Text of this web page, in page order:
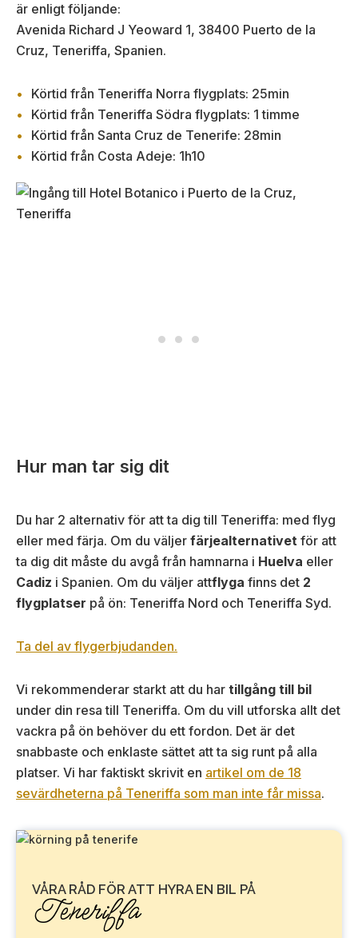
är enligt följande:
Avenida Richard J Yeoward 1, 38400 Puerto de la
Cruz, Teneriffa, Spanien.
Körtid från Teneriffa Norra flygplats: 25min
Körtid från Teneriffa Södra flygplats: 1 timme
Körtid från Santa Cruz de Tenerife: 28min
Körtid från Costa Adeje: 1h10
Hur man tar sig dit
Du har 2 alternativ för att ta dig till Teneriffa: med flyg
eller med färja. Om du väljer färjealternativet för att
ta dig dit måste du avgå från hamnarna i Huelva eller
Cadiz i Spanien. Om du väljer attflyga finns det 2
flygplatser på ön: Teneriffa Nord och Teneriffa Syd.
Ta del av flygerbjudanden.
Vi rekommenderar starkt att du har tillgång till bil
under din resa till Teneriffa. Om du vill utforska allt det
vackra på ön behöver du ett fordon. Det är det
snabbaste och enklaste sättet att ta sig runt på alla
platser. Vi har faktiskt skrivit en artikel om de 18
sevärdheterna på Teneriffa som man inte får missa.
VÅRA RÅD FÖR ATT HYRA EN BIL PÅ
Teneriffa